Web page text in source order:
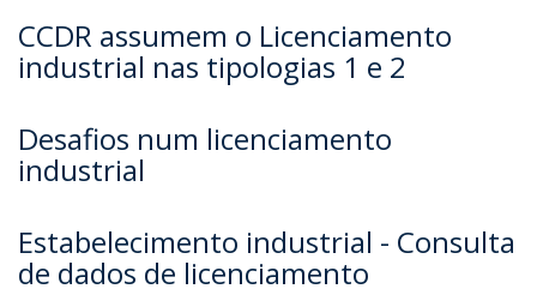
CCDR assumem o Licenciamento
industrial nas tipologias 1 e 2
Desafios num licenciamento
industrial
Estabelecimento industrial - Consulta
de dados de licenciamento